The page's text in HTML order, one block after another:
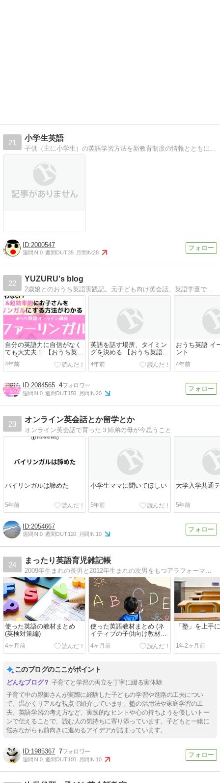
21
小学生英語
子供（主に小学生）の英語学習方法を新教育制度の情報とともに…
2000547
週間IN:0 週間OUT:35 月間IN:28
22
YUZURU's blog
2歳娘とのおうち英語実践記。元子ども向け英会話、英語学童でバイリンガル講師として働いたときのスキルを活かして、楽しく、効率的。できれば「ながら」で！をモットーに、情報配信中。
自分の英語力に自信がなく
ても大丈夫！ 【おうち英語
tips】
4年前
英語を話す場所、タイミン
グを決める 【おうち英語
tips】
4年前
おうち英語 イ
ント
4年前
2084565 4
週間IN:0 週間OUT:150 月間IN:20
23
オンライン英会話とか留学とか
オンライン英会話で育った３姉弟の母が今思うこと
バイリンガルは諦めた
5年前
小学生ママに聞いてほしい
5年前
大学入学共通
5年前
2054667
週間IN:0 週間OUT:120 月間IN:10
24
まったり英語育児雑記帳
使った英語の教材まとめ
(英検対策編)
4ヶ月前
使った英語教材まとめ (ネ
イティブの子供向け教材
編） 〜アメリカで筆記体が
復活ですってよ！
4ヶ月前
「塾」を上手
1年2ヶ月前
このブログのここがポイント
子育てと学習の両立を丁寧に綴る実体験
子育て中の親御さんが実際に経験した子どもの学習や進路の工夫につい
て、温かくリアルな視点で紹介しています。塾の活用法や家庭学習の工
夫、英語学習の考え方など、実践的なヒントや心の持ちようを優しいトー
ンで伝えることで、読む人の気持ちに寄り添っています。子どもと一緒に
悩みながらも前向きに進めるアイデアが詰まっています。
1985367 7
週間IN:0 週間OUT:100 月間IN:10